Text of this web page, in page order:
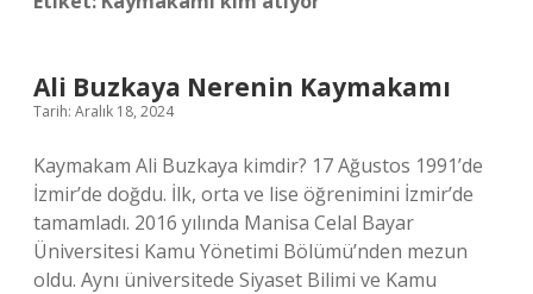
Ali Buzkaya Nerenin Kaymakamı
Tarih: Aralık 18, 2024
Kaymakam Ali Buzkaya kimdir? 17 Ağustos 1991’de
İzmir’de doğdu. İlk, orta ve lise öğrenimini İzmir’de
tamamladı. 2016 yılında Manisa Celal Bayar
Üniversitesi Kamu Yönetimi Bölümü’nden mezun
oldu. Aynı üniversitede Siyaset Bilimi ve Kamu